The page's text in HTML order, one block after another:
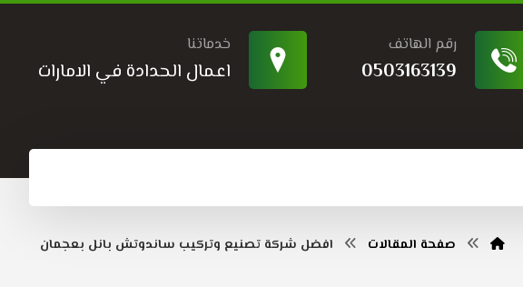
خدماتنا
اعمال الحدادة في الامارات
رقم الهاتف
0503163139
صفحة المقالات افضل شركة تصنيع وتركيب ساندوتش بانل بعجمان